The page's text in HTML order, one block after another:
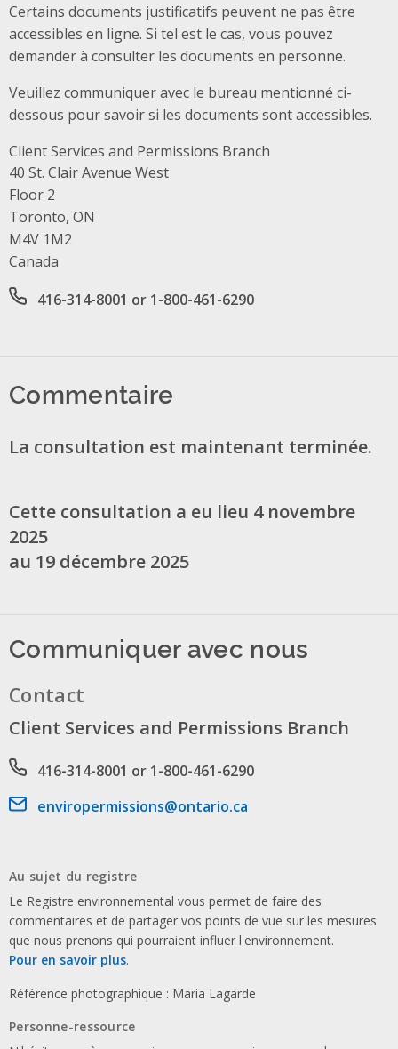
Certains documents justificatifs peuvent ne pas être
accessibles en ligne. Si tel est le cas, vous pouvez
demander à consulter les documents en personne.
Veuillez communiquer avec le bureau mentionné ci-
dessous pour savoir si les documents sont accessibles.
Client Services and Permissions Branch
Address
40 St. Clair Avenue West
Floor 2
Toronto, ON
M4V 1M2
Canada
Office phone number
416-314-8001 or 1-800-461-6290
Commentaire
La consultation est maintenant terminée.
Cette consultation a eu lieu 4 novembre
2025
au 19 décembre 2025
Communiquer avec nous
Contact
Client Services and Permissions Branch
Phone number
416-314-8001 or 1-800-461-6290
Email address
enviropermissions@ontario.ca
Au sujet du registre
Le Registre environnemental vous permet de faire des
commentaires et de partager vos points de vue sur les mesures
que nous prenons qui pourraient influer l'environnement.
Pour en savoir plus.
Référence photographique : Maria Lagarde
Personne-ressource